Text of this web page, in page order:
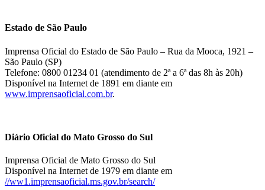
Estado de São Paulo
Imprensa Oficial do Estado de São Paulo – Rua da Mooca, 1921 –
São Paulo (SP)
Telefone: 0800 01234 01 (atendimento de 2ª a 6ª das 8h às 20h)
Disponível na Internet de 1891 em diante em
www.imprensaoficial.com.br.
Diário Oficial do Mato Grosso do Sul
Imprensa Oficial de Mato Grosso do Sul
Disponível na Internet de 1979 em diante em
//ww1.imprensaoficial.ms.gov.br/search/